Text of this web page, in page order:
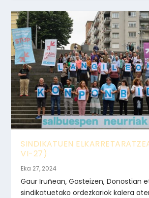
SINDIKATUEN
VI-27)
Eka 27, 2024
Gaur Iruñean, Gasteizen, Donostian
sindikatuetako ordezkariok kalera